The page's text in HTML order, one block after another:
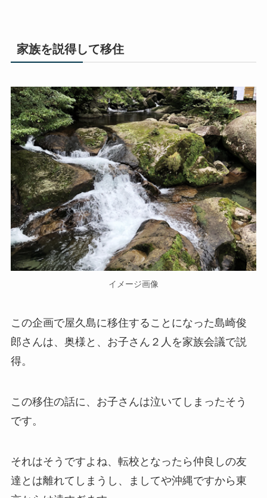
家族を説得して移住
イメージ画像
この企画で屋久島に移住することになった島崎俊
郎さんは、奥様と、お子さん２人を家族会議で説
得。
この移住の話に、お子さんは泣いてしまったそう
です。
それはそうですよね、転校となったら仲良しの友
達とは離れてしまうし、ましてや沖縄ですから東